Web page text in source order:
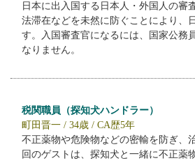
日本に出入国する日本人・外国人の審
法滞在などを未然に防ぐことにより、
す。入国審査官になるには、国家公務
なりません。
税関職員（探知犬ハンドラー）
町田晋一 / 34歳 / CA歴5年
不正薬物や危険物などの密輸を防ぎ、
回のゲストは、探知犬と一緒に不正薬